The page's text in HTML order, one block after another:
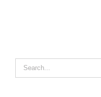
Search
for: